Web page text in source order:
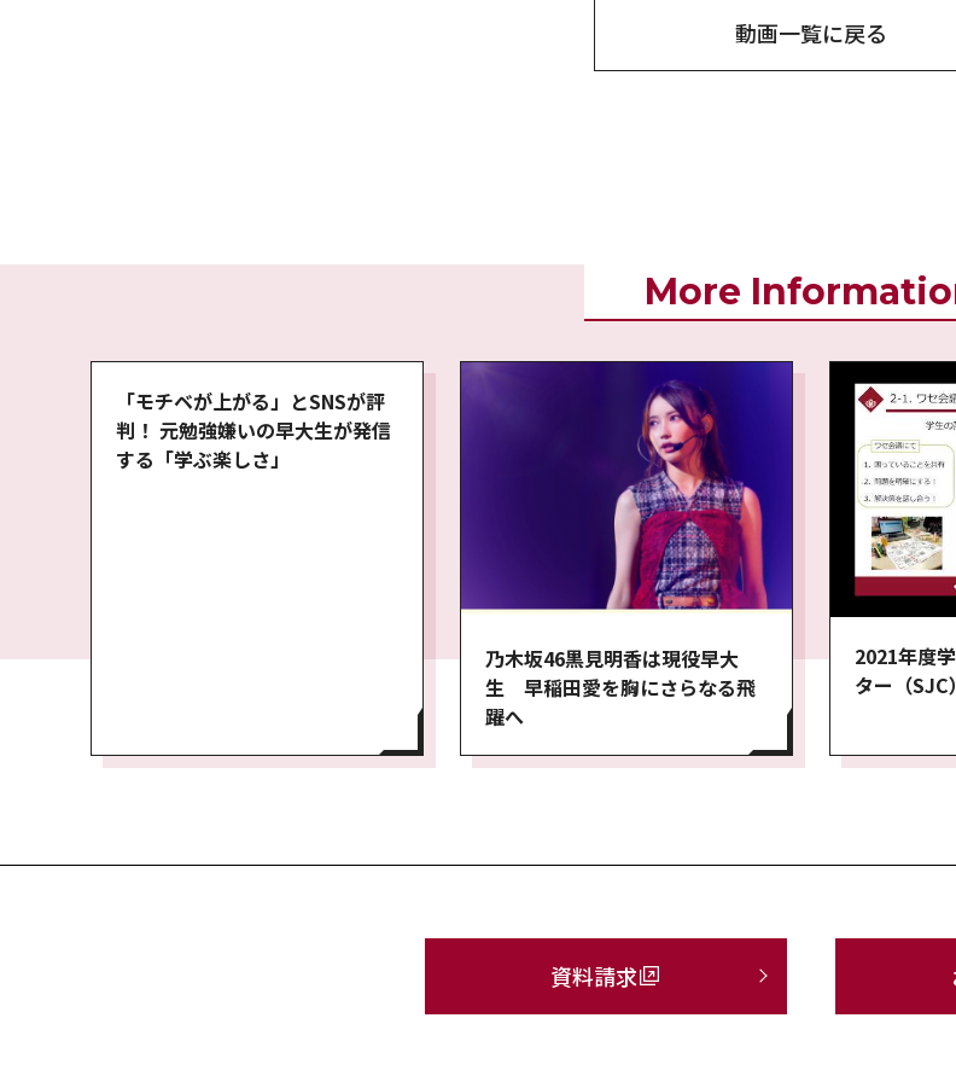
動画一覧に戻る
More
「モチベが上がる」とSNSが評
判！ 元勉強嫌いの早大生が発信
する「学ぶ楽しさ」
乃木坂46黒見明香は現役早大
生 早稲田愛を胸にさらなる飛
躍へ
2021年度
ター（
資料請求